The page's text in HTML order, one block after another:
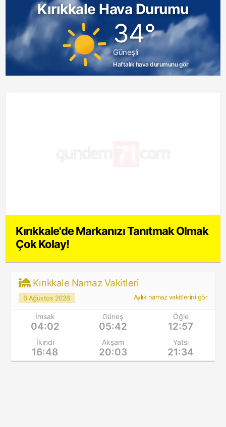
Kırıkkale Hava Durumu
34°
Güneşli
Haftalık hava durumunu gör
Kırıkkale'de Markanızı Tanıtmak Olmak
Çok Kolay!
Kırıkkale Namaz Vakitleri
6 Ağustos 2026 Aylık namaz vakitlerini gör
İmsak
04:02
Güneş
05:42
Öğle
12:57
İkindi
16:48
Akşam
20:03
Yatsı
21:34